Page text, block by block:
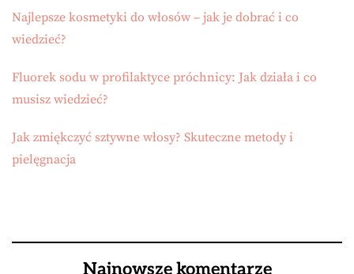
Najlepsze kosmetyki do włosów – jak je dobrać i co
wiedzieć?
Fluorek sodu w profilaktyce próchnicy: Jak działa i co
musisz wiedzieć?
Jak zmiękczyć sztywne włosy? Skuteczne metody i
pielęgnacja
Najnowsze komentarze